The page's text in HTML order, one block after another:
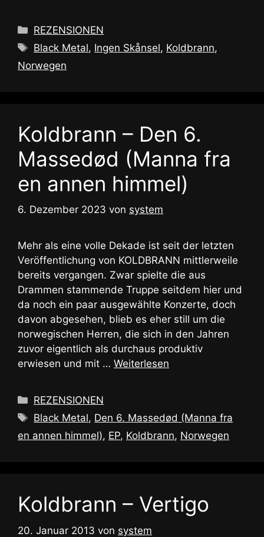
Kategorien
REZENSIONEN
Schlagwörter
Black Metal, Ingen Skånsel, Koldbrann,
Norwegen
Koldbrann – Den 6.
Massedød (Manna fra
en annen himmel)
6. Dezember 2023 von system
Mehr als eine volle Dekade ist seit der letzten
Veröffentlichung von KOLDBRANN mittlerweile
bereits vergangen. Zwar spielte die aus
Drammen stammende Truppe seitdem hier und
da noch ein paar ausgewählte Konzerte, doch
davon abgesehen, blieb es eher still um die
norwegischen Herren, die sich in den Jahren
zuvor eigentlich als durchaus produktiv
erwiesen und mit … Weiterlesen
Kategorien
REZENSIONEN
Schlagwörter
Black Metal, Den 6. Massedød (Manna fra
en annen himmel), EP, Koldbrann, Norwegen
Koldbrann – Vertigo
20. Januar 2013 von system